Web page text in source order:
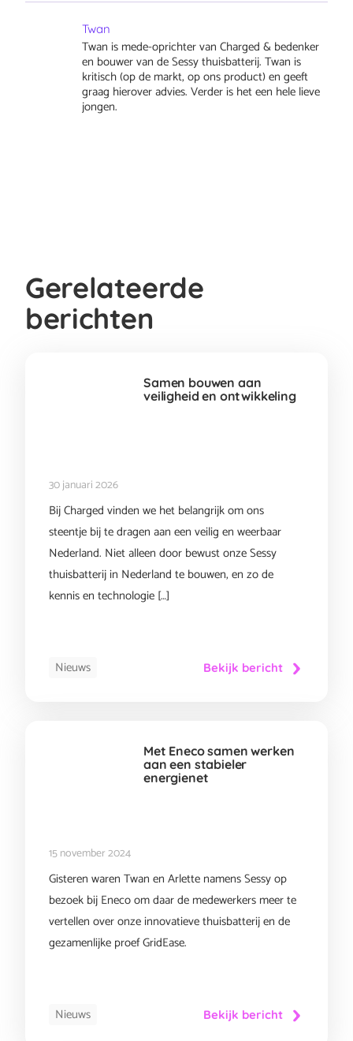
Twan
Twan is mede-oprichter van Charged & bedenker
en bouwer van de Sessy thuisbatterij. Twan is
kritisch (op de markt, op ons product) en geeft
graag hierover advies. Verder is het een hele lieve
jongen.
Gerelateerde
berichten
Samen bouwen aan
veiligheid en ontwikkeling
30 januari 2026
Bij Charged vinden we het belangrijk om ons
steentje bij te dragen aan een veilig en weerbaar
Nederland. Niet alleen door bewust onze Sessy
thuisbatterij in Nederland te bouwen, en zo de
kennis en technologie […]
Nieuws Bekijk bericht
Met Eneco samen werken
aan een stabieler
energienet
15 november 2024
Gisteren waren Twan en Arlette namens Sessy op
bezoek bij Eneco om daar de medewerkers meer te
vertellen over onze innovatieve thuisbatterij en de
gezamenlijke proef GridEase.
Nieuws Bekijk bericht